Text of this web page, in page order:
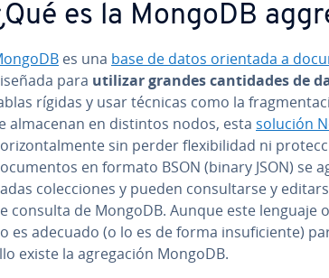
es la MongoDB
es una base de datos orientada a
para utilizar grandes ca­n­ti­da­des de
rígidas y usar técnicas como la
almacenan en distintos nodos, esta solución
sin perder fle­xi­bi­li­dad ni
en formato BSON (binary JSON) se
co­le­c­cio­nes y pueden co­n­su­l­tar­se y
consulta de MongoDB. Aunque este lenguaje
es adecuado (o lo es de forma in­su­fi­cie­n­te)
existe la agre­ga­ción MongoDB.